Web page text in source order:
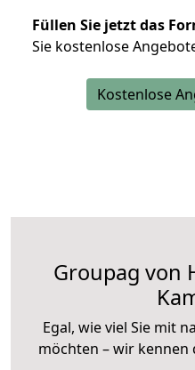
Füllen Sie jetzt das
Sie kostenlose
Kostenlose
Groupag von
Egal, wie viel Sie mit
möchten – wir kennen